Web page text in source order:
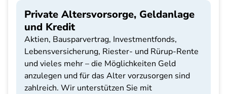
Private Altersvorsorge, Geldanlage
und Kredit
Aktien, Bausparvertrag, Investmentfonds,
Lebensversicherung, Riester- und Rürup-Rente
und vieles mehr – die Möglichkeiten Geld
anzulegen und für das Alter vorzusorgen sind
zahlreich. Wir unterstützen Sie mit